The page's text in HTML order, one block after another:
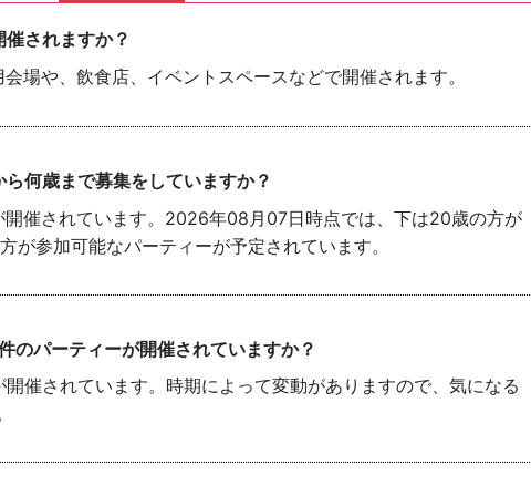
されますか？
場や、飲食店、イベントスペースなどで開催されます。
何歳まで募集をしていますか？
催されています。2026年08月07日時点では、下は20歳の方が
が参加可能なパーティーが予定されています。
のパーティーが開催されていますか？
催されています。時期によって変動がありますので、気になる